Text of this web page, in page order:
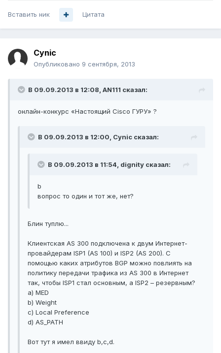
Вставить ник Цитата
Cynic
Опубликовано 9 сентября, 2013
В 09.09.2013 в 12:08, AN111 сказал:
онлайн-конкурс «Настоящий Cisco ГУРУ» ?
В 09.09.2013 в 12:00, Cynic сказал:
В 09.09.2013 в 11:54, dignity сказал:
b
вопрос то один и тот же, нет?
Блин туплю...
Клиентская AS 300 подключена к двум Интернет-
провайдерам ISP1 (AS 100) и ISP2 (AS 200). С
помощью каких атрибутов BGP можно повлиять на
политику передачи трафика из AS 300 в Интернет
так, чтобы ISP1 стал основным, а ISP2 – резервным?
а) MED
b) Weight
c) Local Preference
d) AS_PATH
Вот тут я имел ввиду b,c,d.